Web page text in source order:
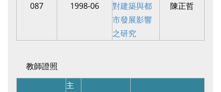
087 1998-06
對建築與都
市發展影響
之研究
陳正哲
教師證照
主